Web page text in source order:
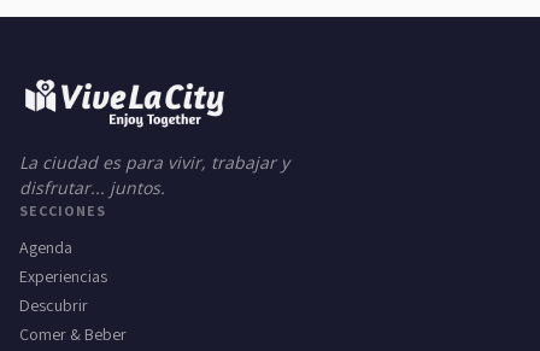
La ciudad es para vivir, trabajar y
disfrutar... juntos.
SECCIONES
Agenda
Experiencias
Descubrir
Comer & Beber